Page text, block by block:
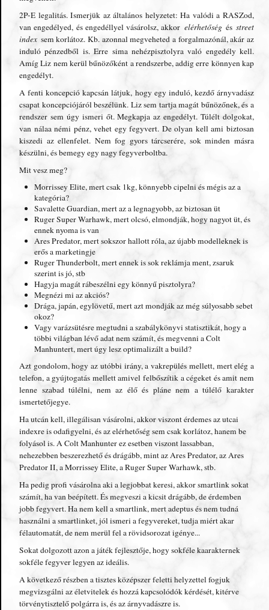
2P-E legalitás. Ismerjük az általános helyzetet: Ha valódi a RASZod,
van engedélyed, és engedéllyel vásárolsz, akkor elérhetőség és street
index sem korlátoz. Kb. azonnal megveheted a forgalmazónál, akár az
induló pénzedből is. Erre sima nehézpisztolyra való engedély kell.
Amíg Liz nem kerül bűnözőként a rendszerbe, addig erre könnyen kap
engedélyt.
A fenti koncepció kapcsán látjuk, hogy egy induló, kezdő árnyvadász
csapat koncepciójáról beszélünk. Liz sem tartja magát bűnözőnek, és a
rendszer sem úgy ismeri őt. Megkapja az engedélyt. Túlélt dolgokat,
van nálaa némi pénz, vehet egy fegyvert. De olyan kell ami biztosan
kiszedi az ellenfelet. Nem fog gyors tárcserére, sok minden másra
készülni, és bemegy egy nagy fegyverboltba.
Mit vesz meg?
Morrissey Elite, mert csak 1kg, könnyebb cipelni és mégis az a
kategória?
Savalette Guardian, mert az a legnagyobb, az biztosan üt
Ruger Super Warhawk, mert olcsó, elmondják, hogy nagyot üt, és
ennek nyoma is van
Ares Predator, mert sokszor hallott róla, az újabb modelleknek is
erős a marketingje
Ruger Thunderbolt, mert ennek is sok reklámja ment, zsaruk
szerint is jó, stb
Hagyja magát rábeszélni egy könnyű pisztolyra?
Megnézi mi az akciós?
Drága, japán, egylövetű, mert azt mondják az még súlyosabb sebet
okoz?
Vagy varázsütésre megtudni a szabálykönyvi statisztikát, hogy a
többi világban lévő adat nem számít, és megvenni a Colt
Manhuntert, mert úgy lesz optimalizált a build?
Azt gondolom, hogy az utóbbi irány, a vakrepülés mellett, mert elég a
telefon, a gyújtogatás mellett amivel felbőszítik a cégeket és amit nem
lenne szabad túlélni, nem az élő és pláne nem a túlélő karakter
ismertetőjegye.
Ha utcán kell, illegálisan vásárolni, akkor viszont érdemes az utcai
indexre is odafigyelni, és az elérhetőség sem csak korlátoz, hanem be
folyásol is. A Colt Manhunter ez esetben viszont lassabban,
nehezebben beszerezhető és drágább, mint az Ares Predator, az Ares
Predator II, a Morrissey Elite, a Ruger Super Warhawk, stb.
Ha pedig profi vásárolna aki a legjobbat keresi, akkor smartlink sokat
számít, ha van beépített. És megveszi a kicsit drágább, de érdemben
jobb fegyvert. Ha nem kell a smartlink, mert adeptus és nem tudná
használni a smartlinket, jól ismeri a fegyvereket, tudja miért akar
félautomatát, de nem merül fel a rövidsorozat igénye...
Sokat dolgozott azon a játék fejlesztője, hogy sokféle kaarakternek
sokféle fegyver legyen az ideális.
A következő részben a tisztes középszer feletti helyzettel fogjuk
megvizsgálni az életvitelek és hozzá kapcsolódók kérdését, kitérve
törvénytisztelő polgárra is, és az árnyvadászre is.